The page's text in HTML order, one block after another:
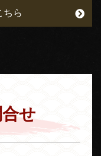
ちら
せ